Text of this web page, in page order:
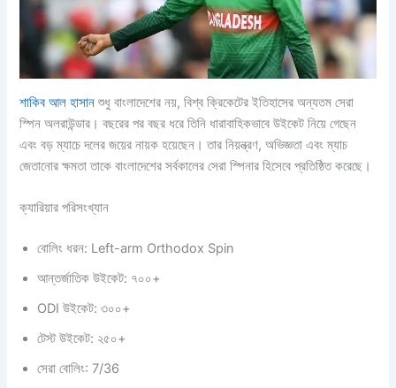
শাকিব আল হাসান শুধু বাংলাদেশের নয়, বিশ্ব ক্রিকেটের ইতিহাসের অন্যতম সেরা
স্পিন অলরাউন্ডার। বছরের পর বছর ধরে তিনি ধারাবাহিকভাবে উইকেট নিয়ে গেছেন
এবং বড় ম্যাচে দলের জয়ের নায়ক হয়েছেন। তার নিয়ন্ত্রণ, অভিজ্ঞতা এবং ম্যাচ
জেতানোর ক্ষমতা তাকে বাংলাদেশের সর্বকালের সেরা স্পিনার হিসেবে প্রতিষ্ঠিত করেছে।
ক্যারিয়ার পরিসংখ্যান
বোলিং ধরন: Left-arm Orthodox Spin
আন্তর্জাতিক উইকেট: ৭০০+
ODI উইকেট: ৩০০+
টেস্ট উইকেট: ২৫০+
সেরা বোলিং: 7/36